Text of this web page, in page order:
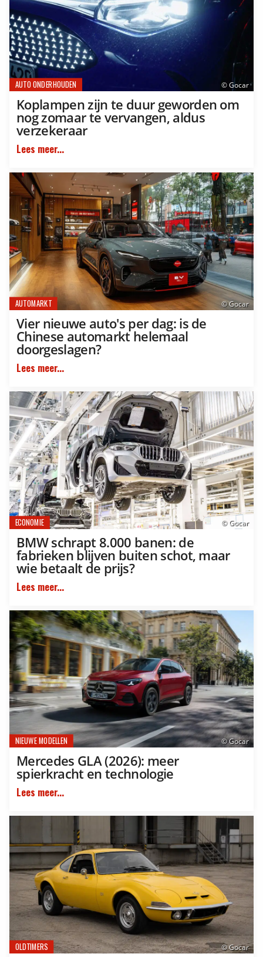
© Gocar
AUTO ONDERHOUDEN
Koplampen zijn te duur geworden om
nog zomaar te vervangen, aldus
verzekeraar
Lees meer...
© Gocar
AUTOMARKT
Vier nieuwe auto's per dag: is de
Chinese automarkt helemaal
doorgeslagen?
Lees meer...
© Gocar
ECONOMIE
BMW schrapt 8.000 banen: de
fabrieken blijven buiten schot, maar
wie betaalt de prijs?
Lees meer...
© Gocar
NIEUWE MODELLEN
Mercedes GLA (2026): meer
spierkracht en technologie
Lees meer...
© Gocar
OLDTIMERS